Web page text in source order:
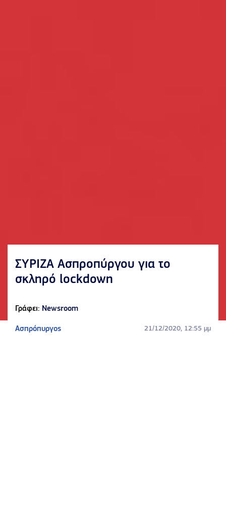
ΣΥΡΙΖΑ Ασπροπύργου για το
σκληρό lockdown
Γράφει: Newsroom
Ασπρόπυργος 21/12/2020, 12:55 μμ